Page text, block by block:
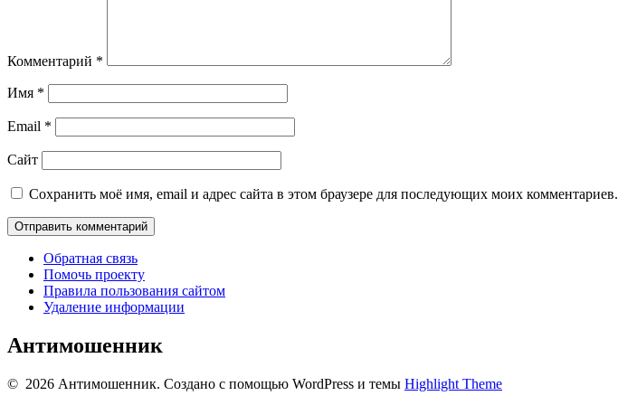
Комментарий *
Имя *
Email *
Сайт
Сохранить моё имя, email и адрес сайта в этом браузере для последующих моих комментариев.
Обратная связь
Помочь проекту
Правила пользования сайтом
Удаление информации
Антимошенник
© 2026 Антимошенник. Создано с помощью WordPress и темы Highlight Theme